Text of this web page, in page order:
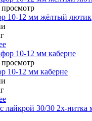
10-12 мм жёлтый лютик
10-12 мм каберне